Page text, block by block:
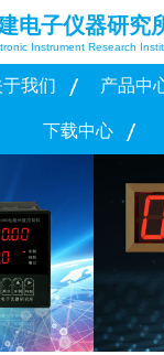
电子仪器研究
Instrument Research
于我们 产品中
下载中心